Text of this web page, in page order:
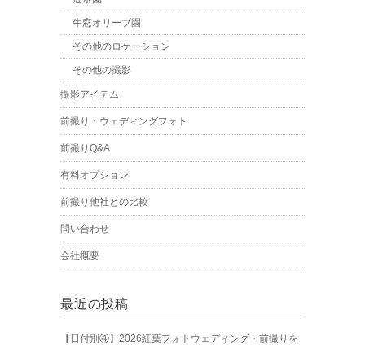
牛窓オリーブ園
その他のロケーション
その他の撮影
撮影アイテム
前撮り・ウェディングフォト
前撮りQ&A
有料オプション
前撮り他社との比較
問い合わせ
会社概要
最近の投稿
【日付別④】2026紅葉フォトウェディング・前撮りを